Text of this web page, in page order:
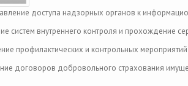
доступа надзорных органов к
систем внутреннего контроля и прохождение
профилактических и контрольных
договоров добровольного страхования